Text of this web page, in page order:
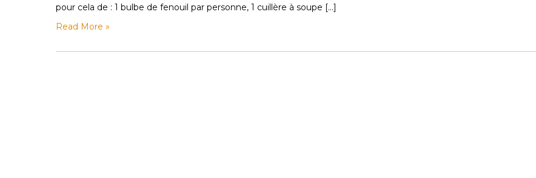
pour cela de : 1 bulbe de fenouil par personne, 1 cuillère à soupe […]
Read More »